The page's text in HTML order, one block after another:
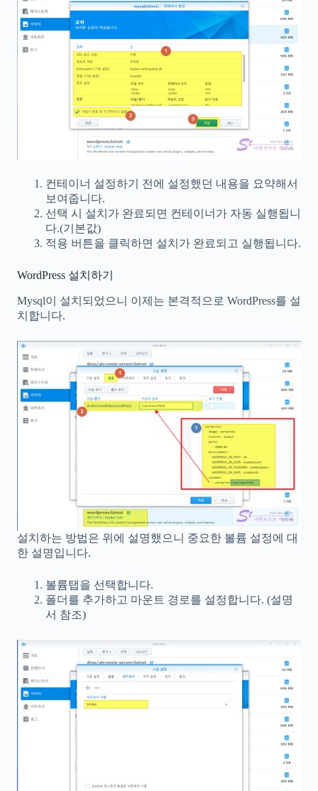
컨테이너 설정하기 전에 설정했던 내용을 요약해서
보여줍니다.
선택 시 설치가 완료되면 컨테이너가 자동 실행됩니
다.(기본값)
적용 버튼을 클릭하면 설치가 완료되고 실행됩니다.
WordPress 설치하기
Mysql이 설치되었으니 이제는 본격적으로 WordPress를 설
치합니다.
설치하는 방법은 위에 설명했으니 중요한 볼륨 설정에 대
한 설명입니다.
볼륨탭을 선택합니다.
폴더를 추가하고 마운트 경로를 설정합니다. (설명
서 참조)